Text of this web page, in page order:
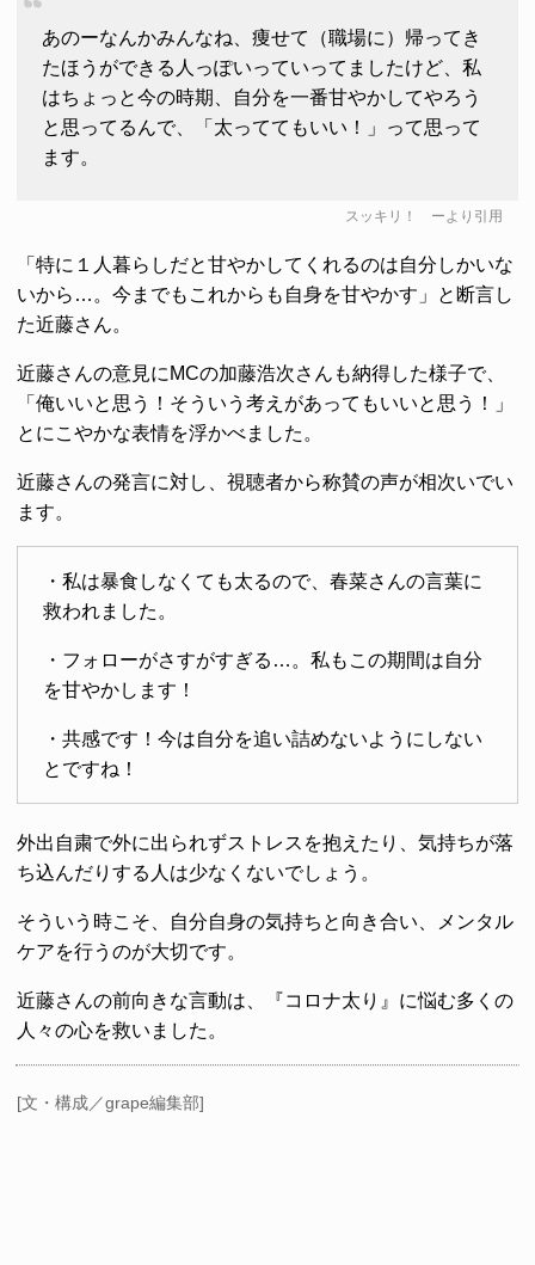
あのーなんかみんなね、痩せて（職場に）帰ってき
たほうができる人っぽいっていってましたけど、私
はちょっと今の時期、自分を一番甘やかしてやろう
と思ってるんで、「太っててもいい！」って思って
ます。
スッキリ！ ーより引用
「特に１人暮らしだと甘やかしてくれるのは自分しかいな
いから…。今までもこれからも自身を甘やかす」と断言し
た近藤さん。
近藤さんの意見にMCの加藤浩次さんも納得した様子で、
「俺いいと思う！そういう考えがあってもいいと思う！」
とにこやかな表情を浮かべました。
近藤さんの発言に対し、視聴者から称賛の声が相次いでい
ます。
・私は暴食しなくても太るので、春菜さんの言葉に
救われました。
・フォローがさすがすぎる…。私もこの期間は自分
を甘やかします！
・共感です！今は自分を追い詰めないようにしない
とですね！
外出自粛で外に出られずストレスを抱えたり、気持ちが落
ち込んだりする人は少なくないでしょう。
そういう時こそ、自分自身の気持ちと向き合い、メンタル
ケアを行うのが大切です。
近藤さんの前向きな言動は、『コロナ太り』に悩む多くの
人々の心を救いました。
[文・構成／grape編集部]